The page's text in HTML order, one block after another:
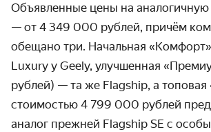
Объявленные цены на
— от 4 349 000 рублей, причём
обещано три. Начальная «Комфорт»
Luxury у Geely, улучшенная
рублей) — та же Flagship, а топовая
стоимостью 4 799 000 рублей
аналог прежней Flagship SE с